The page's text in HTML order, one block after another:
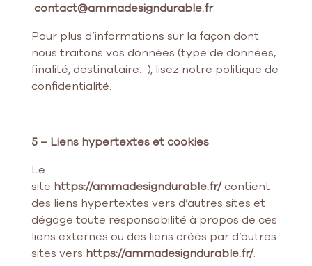
contact@ammadesigndurable.fr.
Pour plus d’informations sur la façon dont
nous traitons vos données (type de données,
finalité, destinataire…), lisez notre politique de
confidentialité.
5 – Liens hypertextes et cookies
Le
site https://ammadesigndurable.fr/contient
des liens hypertextes vers d’autres sites et
dégage toute responsabilité à propos de ces
liens externes ou des liens créés par d’autres
sites vers https://ammadesigndurable.fr/.